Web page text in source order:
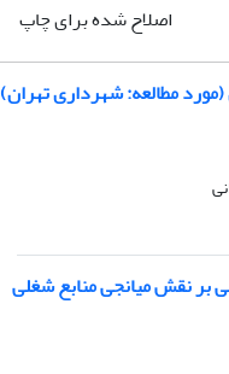
اصلاح شده برای چاپ
مطالعه: شهرداری تهران)
بر نقش میانجی منابع‌ شغلی